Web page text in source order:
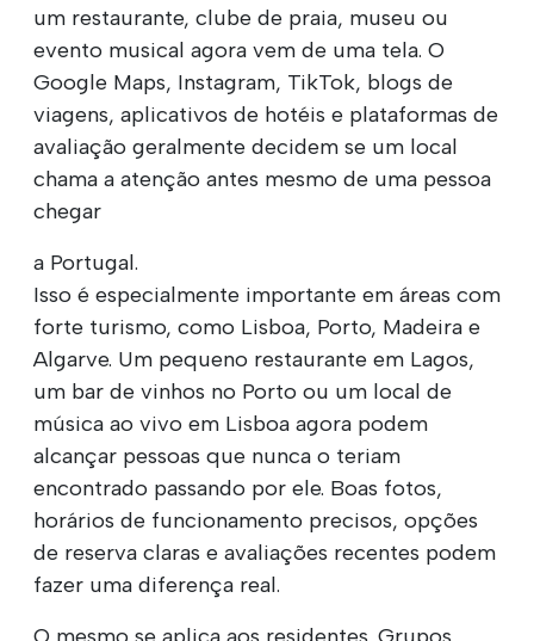
um restaurante, clube de praia, museu ou
evento musical agora vem de uma tela. O
Google Maps, Instagram, TikTok, blogs de
viagens, aplicativos de hotéis e plataformas de
avaliação geralmente decidem se um local
chama a atenção antes mesmo de uma pessoa
chegar
a Portugal.
Isso é especialmente importante em áreas com
forte turismo, como Lisboa, Porto, Madeira e
Algarve. Um pequeno restaurante em Lagos,
um bar de vinhos no Porto ou um local de
música ao vivo em Lisboa agora podem
alcançar pessoas que nunca o teriam
encontrado passando por ele. Boas fotos,
horários de funcionamento precisos, opções
de reserva claras e avaliações recentes podem
fazer uma diferença real.